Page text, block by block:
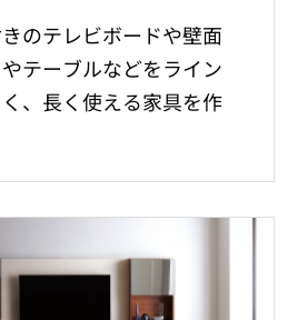
のテレビボードや壁面
テーブルなどをライン
、長く使える家具を作